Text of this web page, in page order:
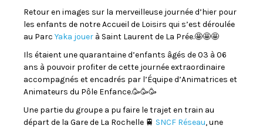
Retour en images sur la merveilleuse journée d’hier pour
les enfants de notre Accueil de Loisirs qui s’est déroulée
au Parc Yaka jouer à Saint Laurent de La Prée.🤩🤩🤩
Ils étaient une quarantaine d’enfants âgés de 03 à 06
ans à pouvoir profiter de cette journée extraordinaire
accompagnés et encadrés par l’Équipe d’Animatrices et
Animateurs du Pôle Enfance.🥳🥳🥳
Une partie du groupe a pu faire le trajet en train au
départ de la Gare de La Rochelle 🚆 SNCF Réseau, une